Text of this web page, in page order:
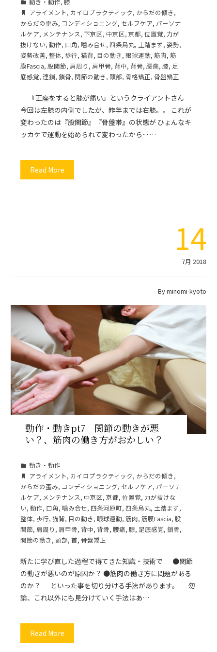
動き・動作,膝
アライメント, カイロプラクティック, からだの傾き,
からだの歪み, コンディショニング, セルフケア, パーソナ
ルケア, メンテナンス, 下京区,中京区,京都,位置覚, 力が
抜けない,動作, 口角,噛み合せ,四条烏丸, 土踏まず,姿勢,
姿勢改善,整体, 歩行,猫背, 目の動き,眼球運動,筋肉,筋
膜Fascia,股関節,肩周り ,肩甲骨, 背中, 背骨,腰痛,膝, 足
底感覚,連鎖,鎖骨,関節の動き, 頭部, 骨格矯正, 骨盤矯正
『正座をすると膝が痛い』というクライアントさん
今回は左膝の内側でしたが、昨年までは右膝。。 これが
変わったのは『股関節』『骨盤帯』の状態が ひょんなキ
ッカケで運動を始められて変わったから･･…
Read More
14
7月 2018
Byminomi-kyoto
動作・動きpt7 関節の動きが悪
い？、筋肉の働き方がおかしい？
動き・動作
アライメント, カイロプラクティック, からだの傾き,
からだの歪み, コンディショニング, セルフケア, パーソナ
ルケア, メンテナンス,中京区,京都,位置覚, 力が抜けな
い,動作, 口角,噛み合せ,四条河原町,四条烏丸, 土踏まず,
整体, 歩行,猫背, 目の動き,眼球運動,筋肉,筋膜Fascia,股
関節, 肩周り , 肩甲骨, 背中, 背骨,腰痛,膝, 足底感覚,鎖骨,
関節の動き, 頭部,首, 骨盤矯正
新たに学び直した過程で得てきた知識・技術で ●関節
の動きが悪いのが原因か？ ●筋肉の働き方に問題がある
のか？ といった事を切り分ける手法があります。 勿
論、これ以外にも見分けていく手法はあ…
Read More